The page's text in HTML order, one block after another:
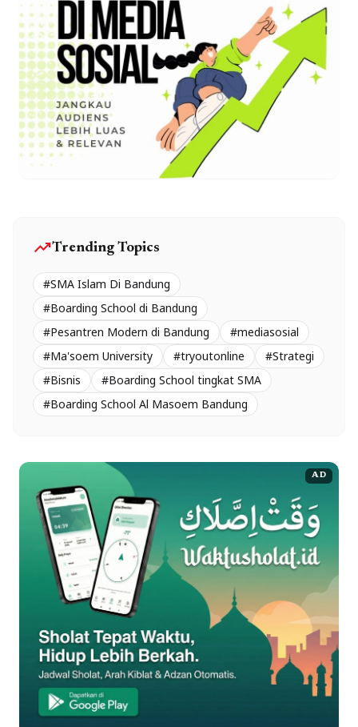
trending_upTrending Topics
#SMA Islam Di Bandung
#Boarding School di Bandung
#Pesantren Modern di Bandung
#mediasosial
#Ma'soem University
#tryoutonline
#Strategi
#Bisnis
#Boarding School tingkat SMA
#Boarding School Al Masoem Bandung
AD